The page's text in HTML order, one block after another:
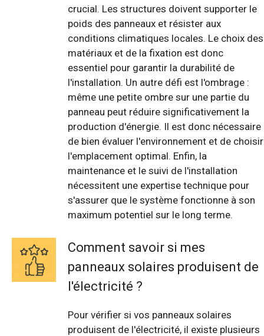
crucial. Les structures doivent supporter le
poids des panneaux et résister aux
conditions climatiques locales. Le choix des
matériaux et de la fixation est donc
essentiel pour garantir la durabilité de
l'installation. Un autre défi est l'ombrage :
même une petite ombre sur une partie du
panneau peut réduire significativement la
production d'énergie. Il est donc nécessaire
de bien évaluer l'environnement et de choisir
l'emplacement optimal. Enfin, la
maintenance et le suivi de l'installation
nécessitent une expertise technique pour
s'assurer que le système fonctionne à son
maximum potentiel sur le long terme.
Comment savoir si mes
panneaux solaires produisent de
l'électricité ?
Pour vérifier si vos panneaux solaires
produisent de l'électricité, il existe plusieurs